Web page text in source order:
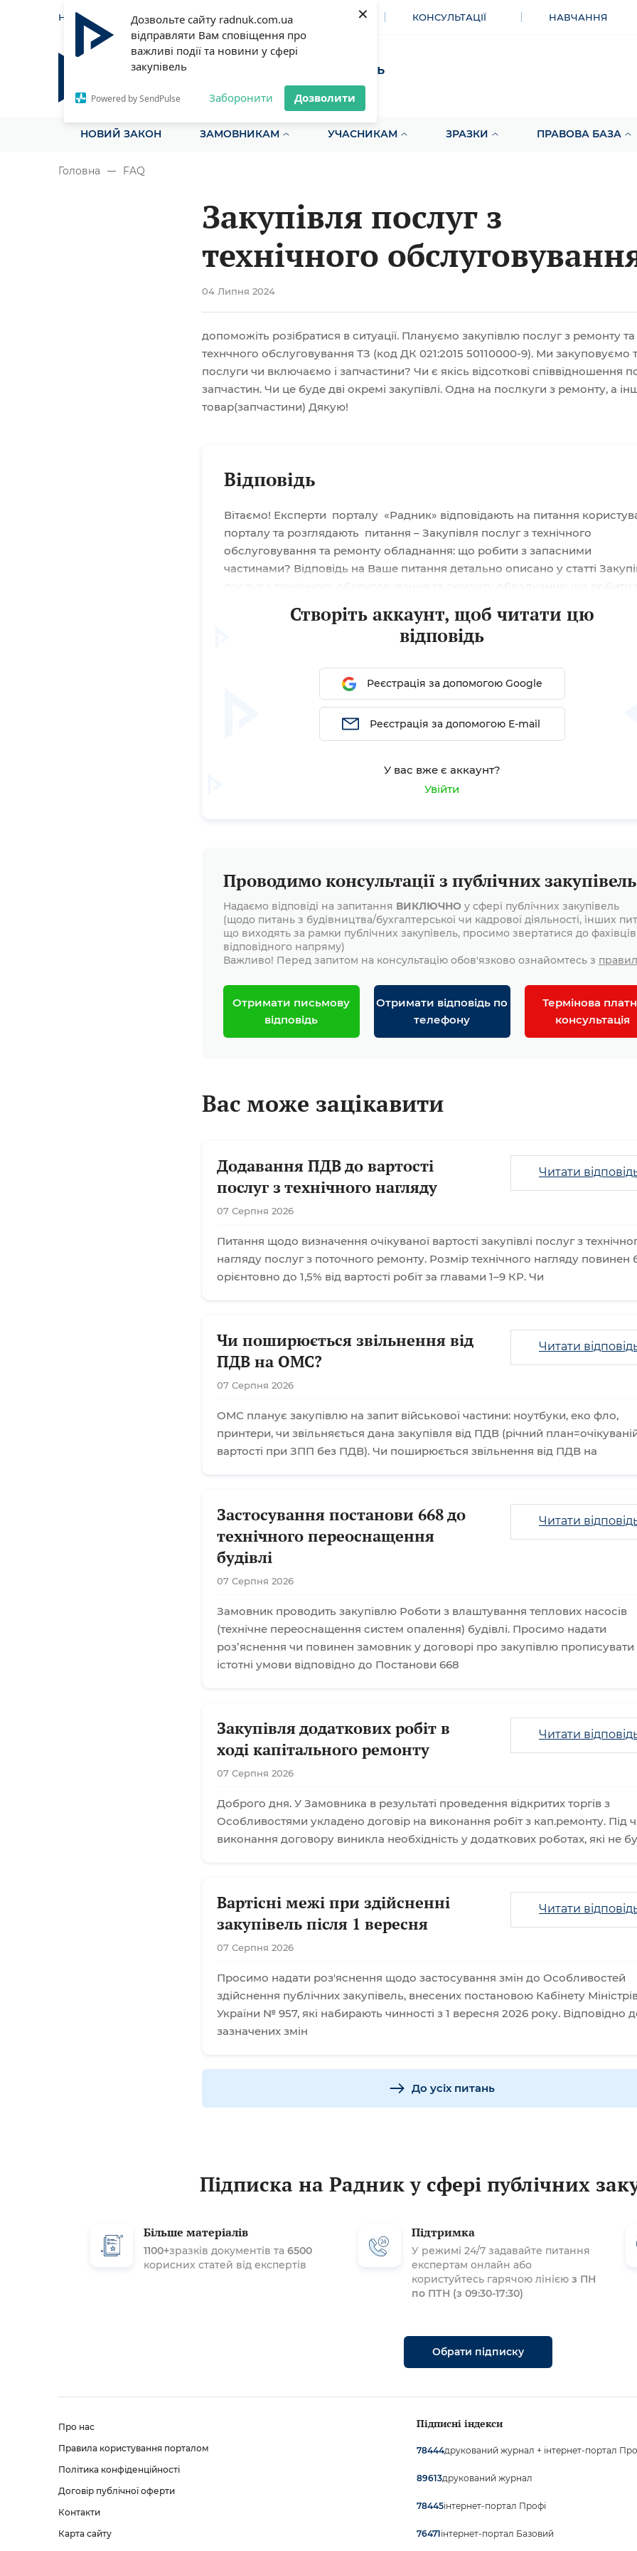
Дозвольте сайту radnuk.com.ua
відправляти Вам сповіщення про
важливі події та новини у сфері
закупівель
Powered by SendPulse Заборонити Дозволити
×
НОВИНИ СТАТТІ ІНСТРУМЕНТИ КОНСУЛЬТАЦІЇ НАВЧАННЯ
Радник у сфері публічних закупівель
Все для закупівель на одному порталі
НОВИЙ ЗАКОН ЗАМОВНИКАМ УЧАСНИКАМ ЗРАЗКИ ПРАВОВА БАЗА
Головна FAQ
Закупівля послуг з
технічного
та ремонту обладнання:
робити з запасними
частинами?
04 Липня 2024
допоможіть розібратися в ситуації. Плануємо закупівлю послуг з ремонту та
технчного обслуговування ТЗ (код ДК 021:2015 50110000-9). Ми закуповуємо
послуги чи включаємо і запчастини? Чи є якісь відсоткові співвідношення
запчастин. Чи це буде дві окремі закупівлі. Одна на послкуги з ремонту, а
товар(запчастини) Дякую!
Відповідь
Вітаємо! Експерти порталу «Радник» відповідають на питання
порталу та розглядають питання – Закупівля послуг з технічного
обслуговування та ремонту обладнання: що робити з запасними
частинами? Відповідь на Ваше питання детально описано у статті
запасними частинами? Запрошуємо на навчання: Онлайн-навчання
«Онлайн-марафон для закупівельника: від початківця до експерта з
Створіть аккаунт, щоб читати цю
відповідь
Реєстрація за допомогою Google
Реєстрація за допомогою E-mail
У вас вже є аккаунт?
Увійти
Проводимо консультації з публічних закупівель
Надаємо відповіді на запитання ВИКЛЮЧНО у сфері публічних закупівель
(щодо питань з будівництва/бухгалтерської чи кадрової діяльності, інших
що виходять за рамки публічних закупівель, просимо звертатися до фахівців
відповідного напряму)
Важливо! Перед запитом на консультацію обов'язково ознайомтесь з
Отримати письмову
відповідь
Отримати відповідь по
телефону
Термінова
консультація
Вас може зацікавити
Додавання ПДВ до вартості
послуг з технічного нагляду
07 Серпня 2026
Читати
Питання щодо визначення очікуваної вартості закупівлі послуг з
нагляду послуг з поточного ремонту. Розмір технічного нагляду повинен
орієнтовно до 1,5% від вартості робіт за главами 1–9 КР. Чи
Чи поширюється звільнення від
ПДВ на ОМС?
07 Серпня 2026
Читати
ОМС планує закупівлю на запит військової частини: ноутбуки, еко фло,
принтери, чи звільняється дана закупівля від ПДВ (річний
вартості при ЗПП без ПДВ). Чи поширюється звільнення від ПДВ на
Застосування постанови 668 до
технічного переоснащення
будівлі
07 Серпня 2026
Читати
Замовник проводить закупівлю Роботи з влаштування теплових насосів
(технічне переоснащення систем опалення) будівлі. Просимо надати
розʼяснення чи повинен замовник у договорі про закупівлю прописувати
істотні умови відповідно до Постанови 668
Закупівля додаткових робіт в
ході капітального ремонту
07 Серпня 2026
Читати
Доброго дня. У Замовника в результаті проведення відкритих торгів з
Особливостями укладено договір на виконання робіт з кап.ремонту. Під
виконання договору виникла необхідність у додаткових роботах, які не
Вартісні межі при здійсненні
закупівель після 1 вересня
07 Серпня 2026
Читати
Просимо надати роз'яснення щодо застосування змін до Особливостей
здійснення публічних закупівель, внесених постановою Кабінету
України № 957, які набирають чинності з 1 вересня 2026 року. Відповідно
зазначених змін
До усіх питань
Підписка на Радник у сфері публічних
Більше матеріалів
1100+зразків документів та 6500
корисних статей від експертів
Підтримка
У режимі 24/7 задавайте питання
експертам онлайн або
користуйтесь гарячою лінією з ПН
по ПТН (з 09:30-17:30)
Обрати підписку
Про нас
Правила користування порталом
Політика конфіденційності
Договір публічної оферти
Контакти
Карта сайту
Підписні індекси
78444друкований журнал + інтернет-портал
89613друкований журнал
78445інтернет-портал Профі
76471інтернет-портал Базовий